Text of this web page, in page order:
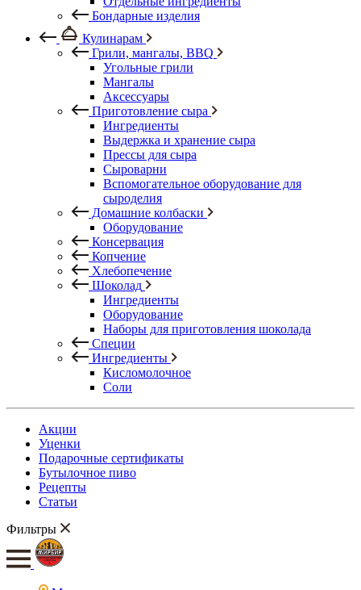
Бондарные изделия
Кулинарам
Грили, мангалы, BBQ
Угольные грили
Мангалы
Аксессуары
Приготовление сыра
Ингредиенты
Выдержка и хранение сыра
Прессы для сыра
Сыроварни
Вспомогательное оборудование для
сыроделия
Домашние колбаски
Оборудование
Консервация
Копчение
Хлебопечение
Шоколад
Ингредиенты
Оборудование
Наборы для приготовления шоколада
Специи
Ингредиенты
Кисломолочное
Соли
Акции
Уценки
Подарочные сертификаты
Бутылочное пиво
Рецепты
Статьи
Фильтры